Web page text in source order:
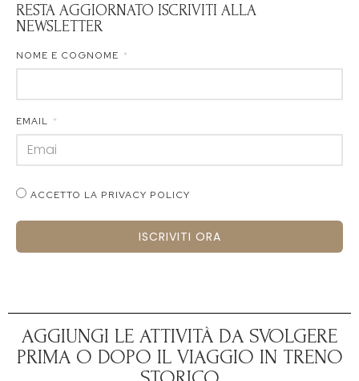
RESTA AGGIORNATO ISCRIVITI ALLA
NEWSLETTER
NOME E COGNOME
EMAIL
ACCETTO LA PRIVACY POLICY
ISCRIVITI ORA
AGGIUNGI LE ATTIVITÀ DA SVOLGERE
PRIMA O DOPO IL VIAGGIO IN TRENO